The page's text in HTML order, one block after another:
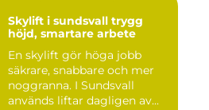
Skylift i sundsvall trygg
höjd, smartare arbete
En skylift gör höga jobb
säkrare, snabbare och mer
noggranna. I Sundsvall
används liftar dagligen av...